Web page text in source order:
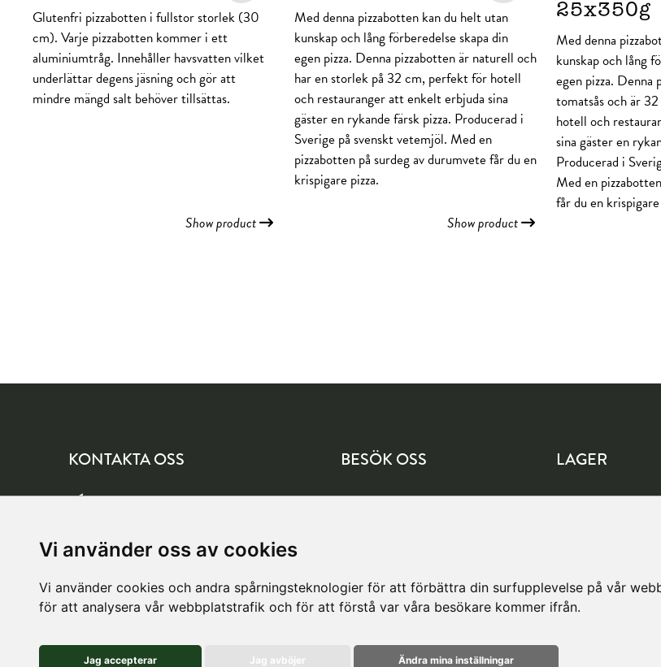
Vi använder oss av cookies
Vi använder cookies och andra spårningsteknologier för att förbättra din surfupplevelse på vår
för att analysera vår webbplatstrafik och för att förstå var våra besökare kommer ifrån.
Jag accepterar Jag avböjer Ändra mina inställningar
Glutenfri pizzabotten i fullstor storlek (30
cm). Varje pizzabotten kommer i ett
aluminiumtråg. Innehåller havsvatten vilket
underlättar degens jäsning och gör att
mindre mängd salt behöver tillsättas.
Show product
Med denna pizzabotten kan du helt utan
kunskap och lång förberedelse skapa din
egen pizza. Denna pizzabotten är naturell och
har en storlek på 32 cm, perfekt för hotell
och restauranger att enkelt erbjuda sina
gäster en rykande färsk pizza. Producerad i
Sverige på svenskt vetemjöl. Med en
pizzabotten på surdeg av durumvete får du en
krispigare pizza.
Show product
25x350g
Med denna
kunskap och lång
egen pizza. Denna
tomatsås och är
hotell och
sina gäster en
Producerad i
Med en
får du en krispigare
KONTAKTA OSS
info@tagelindblom.se
BESÖK OSS
Ynglingavägen 1
LAGER
Köpetorpsgatan 8